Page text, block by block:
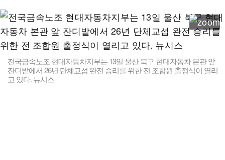
전국금속노조 현대자동차지부는 13일 울산 북구 현대자동차 본관 앞
잔디밭에서 26년 단체교섭 완전 승리를 위한 전 조합원 출정식이 열리
고 있다. 뉴시스